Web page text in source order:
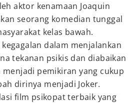
aktor kenamaan Joaquin
seorang komedian tunggal
kelas bawah.
dalam menjalankan
tekanan psikis dan diabaikan
menjadi pemikiran yang cukup
dirinya menjadi Joker.
film psikopat terbaik yang